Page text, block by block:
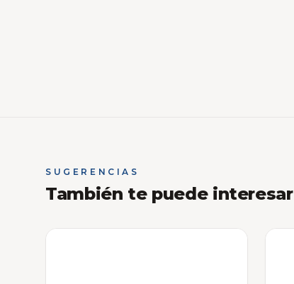
SUGERENCIAS
También te puede interesar